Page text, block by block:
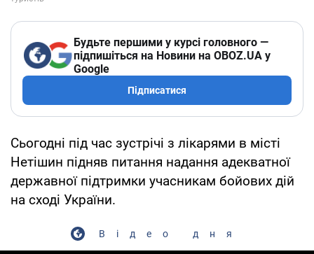
Будьте першими у курсі головного —
підпишіться на Новини на OBOZ.UA у
Google
Підписатися
Сьогодні під час зустрічі з лікарями в місті
Нетішин підняв питання надання адекватної
державної підтримки учасникам бойових дій
на сході України.
Відео дня